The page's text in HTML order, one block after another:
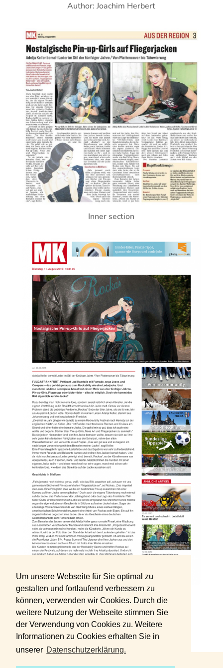
Um unsere Webseite für Sie optimal zu
gestalten und fortlaufend verbessern zu
können, verwenden wir Cookies. Durch die
weitere Nutzung der Webseite stimmen Sie
der Verwendung von Cookies zu. Weitere
Informationen zu Cookies erhalten Sie in
unserer Datenschutzerklärung.
Author: Joachim Herbert
Inner section
MK Fuldaonline
Author: Joachim Herbert